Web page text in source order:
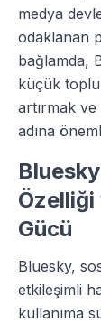
medya
odaklanan
bağlamda,
küçük
artırmak
adına
Özelliği
Gücü
Bluesky,
etkileşimli
kullanıma